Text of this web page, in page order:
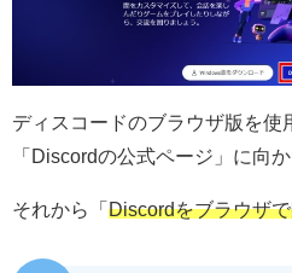
ディスコードのブラウザ版を使
「 Discordの公式ページ 」に向
それから「 Discordをブラウザ